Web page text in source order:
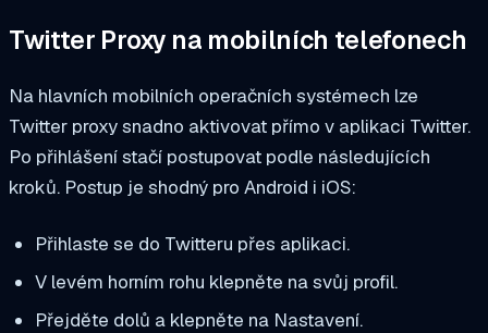
Twitter Proxy na mobilních telefonech
Na hlavních mobilních operačních systémech lze
Twitter proxy snadno aktivovat přímo v aplikaci Twitter.
Po přihlášení stačí postupovat podle následujících
kroků. Postup je shodný pro Android i iOS:
Přihlaste se do Twitteru přes aplikaci.
V levém horním rohu klepněte na svůj profil.
Přejděte dolů a klepněte na Nastavení.